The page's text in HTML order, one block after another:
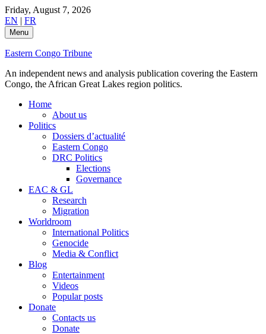
Skip
to
content
Friday, August 7, 2026
EN | FR
Menu
Eastern Congo Tribune
An independent news and analysis publication covering the Eastern
Congo, the African Great Lakes region politics.
Home
About us
Politics
Dossiers d’actualité
Eastern Congo
DRC Politics
Elections
Governance
EAC & GL
Research
Migration
Worldroom
International Politics
Genocide
Media & Conflict
Blog
Entertainment
Videos
Popular posts
Donate
Contacts us
Donate